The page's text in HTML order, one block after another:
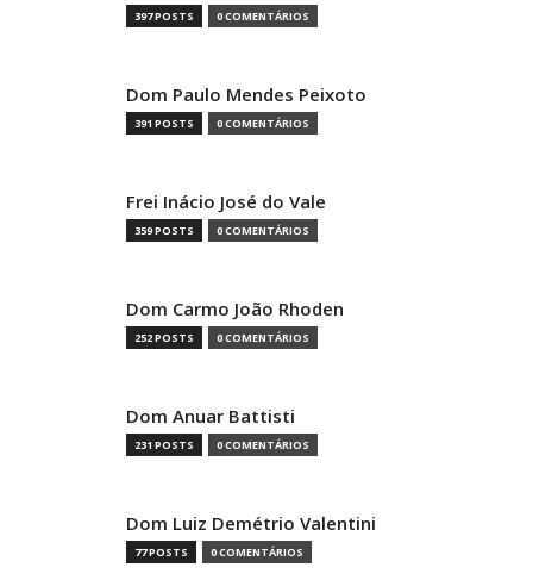
397 POSTS 0 COMENTÁRIOS
Dom Paulo Mendes Peixoto
391 POSTS 0 COMENTÁRIOS
Frei Inácio José do Vale
359 POSTS 0 COMENTÁRIOS
Dom Carmo João Rhoden
252 POSTS 0 COMENTÁRIOS
Dom Anuar Battisti
231 POSTS 0 COMENTÁRIOS
Dom Luiz Demétrio Valentini
77 POSTS 0 COMENTÁRIOS